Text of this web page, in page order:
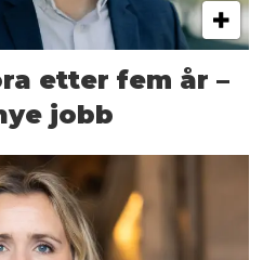
etter fem år –
jobb